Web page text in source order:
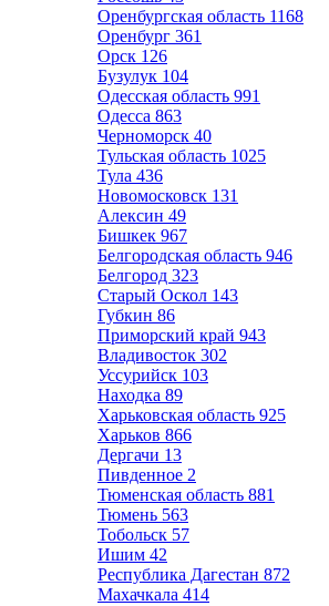
Оренбургская область 1168
Оренбург 361
Орск 126
Бузулук 104
Одесская область 991
Одесса 863
Черноморск 40
Тульская область 1025
Тула 436
Новомосковск 131
Алексин 49
Бишкек 967
Белгородская область 946
Белгород 323
Старый Оскол 143
Губкин 86
Приморский край 943
Владивосток 302
Уссурийск 103
Находка 89
Харьковская область 925
Харьков 866
Дергачи 13
Пивденное 2
Тюменская область 881
Тюмень 563
Тобольск 57
Ишим 42
Республика Дагестан 872
Махачкала 414